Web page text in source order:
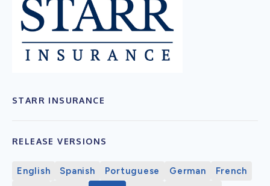
STARR INSURANCE
RELEASE VERSIONS
English Spanish Portuguese German
French